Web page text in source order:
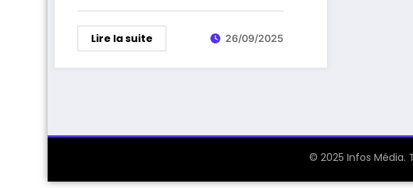
Antoine Kombouaré et
encense Luis Castro
Lire la suite 26/09/2025
© 2025 Infos Média.